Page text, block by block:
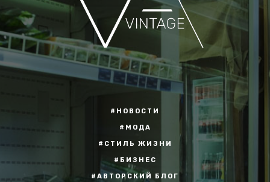
#НОВОСТИ
#МОДА
#СТИЛЬ ЖИЗНИ
#БИЗНЕС
#АВТОРСКИЙ БЛОГ